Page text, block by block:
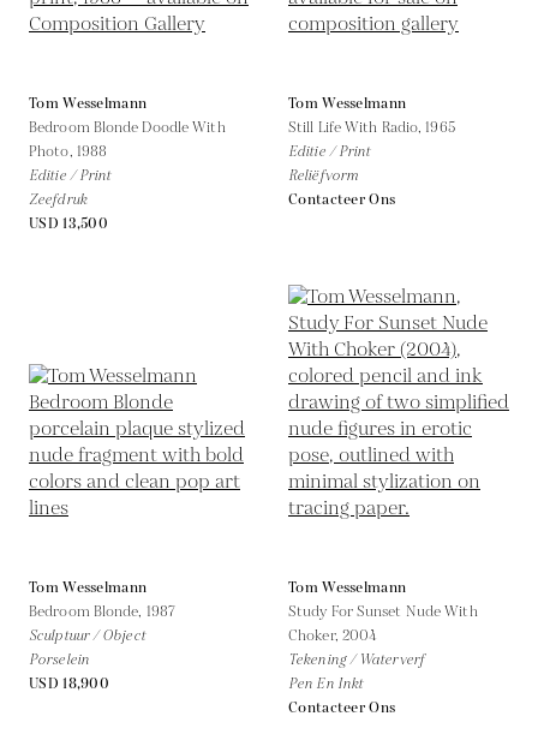
Tom Wesselmann
Bedroom Blonde Doodle With
Photo, 1988
Editie / Print
Zeefdruk
USD 13,500
Tom Wesselmann
Still Life With Radio,1965
Editie / Print
Reliëfvorm
Contacteer Ons
Tom Wesselmann
Bedroom Blonde, 1987
Sculptuur / Object
Porselein
USD 18,900
Tom Wesselmann
Study For Sunset Nude With
Choker, 2004
Tekening / Waterverf
Pen En Inkt
Contacteer Ons